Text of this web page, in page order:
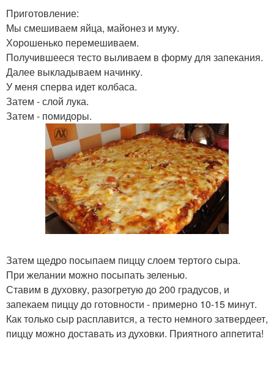
Приготовление:
Мы смешиваем яйца, майонез и муку.
Хорошенько перемешиваем.
Получившееся тесто выливаем в форму для запекания.
Далее выкладываем начинку.
У меня сперва идет колбаса.
Затем - слой лука.
Затем - помидоры.
Затем щедро посыпаем пиццу слоем тертого сыра.
При желании можно посыпать зеленью.
Ставим в духовку, разогретую до 200 градусов, и
запекаем пиццу до готовности - примерно 10-15 минут.
Как только сыр расплавится, а тесто немного затвердеет,
пиццу можно доставать из духовки. Приятного аппетита!